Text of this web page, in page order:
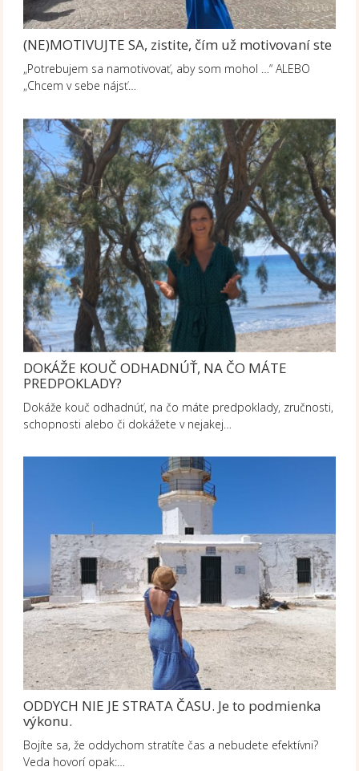
(NE)MOTIVUJTE SA, zistite, čím už motivovaní ste
„Potrebujem sa namotivovať, aby som mohol …“ ALEBO
„Chcem v sebe nájsť…
DOKÁŽE KOUČ ODHADNÚŤ, NA ČO MÁTE
PREDPOKLADY?
Dokáže kouč odhadnúť, na čo máte predpoklady, zručnosti,
schopnosti alebo či dokážete v nejakej…
ODDYCH NIE JE STRATA ČASU. Je to podmienka
výkonu.
Bojíte sa, že oddychom stratíte čas a nebudete efektívni?
Veda hovorí opak:…